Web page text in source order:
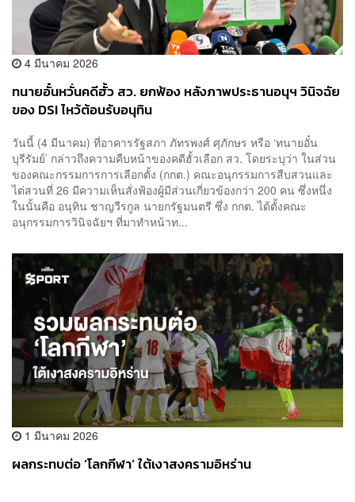
4 มีนาคม 2026
ทนายอั๋นหวั่นคดีฮั้ว สว. ยกฟ้อง หลังภาพประธานอนุฯ วินิจฉัย
ของ DSI ไหว้ต้อนรับอนุทิน
วันนี้ (4 มีนาคม) ที่อาคารรัฐสภา ภัทรพงศ์ ศุภักษร หรือ ‘ทนายอั๋น
บุรีรัมย์’ กล่าวถึงความคืบหน้าของคดีฮั้วเลือก สว. โดยระบุว่า ในส่วน
ของคณะกรรมการการเลือกตั้ง (กกต.) คณะอนุกรรมการสืบสวนและ
ไต่สวนที่ 26 มีความเห็นสั่งฟ้องผู้มีส่วนเกี่ยวข้องกว่า 200 คน ซึ่งหนึ่ง
ในนั้นคือ อนุทิน ชาญวีรกูล นายกรัฐมนตรี ซึ่ง กกต. ได้ตั้งคณะ
อนุกรรมการวินิจฉัยฯ ที่มาทำหน้าท...
1 มีนาคม 2026
ผลกระทบต่อ ‘โลกกีฬา’ ใต้เงาสงครามอิหร่าน